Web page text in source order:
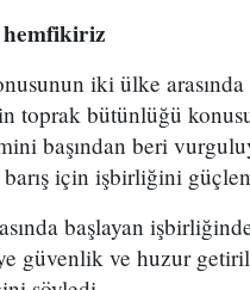
iki ülke
toprak bütünlüğü
başından beri
barış için işbirliğini
başlayan
güvenlik ve huzur